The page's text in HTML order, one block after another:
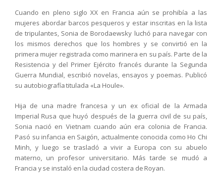
Cuando en pleno siglo XX en Francia aún se prohibía a las
mujeres abordar barcos pesqueros y estar inscritas en la lista
de tripulantes, Sonia de Borodaewsky luchó para navegar con
los mismos derechos que los hombres y se convirtió en la
primera mujer registrada como marinera en su país. Parte de la
Resistencia y del Primer Ejército francés durante la Segunda
Guerra Mundial, escribió novelas, ensayos y poemas. Publicó
su autobiografía titulada «La Houle».
Hija de una madre francesa y un ex oficial de la Armada
Imperial Rusa que huyó después de la guerra civil de su país,
Sonia nació en Vietnam cuando aún era colonia de Francia.
Pasó su infancia en Saigón, actualmente conocida como Ho Chi
Minh, y luego se trasladó a vivir a Europa con su abuelo
materno, un profesor universitario. Más tarde se mudó a
Francia y se instaló en la ciudad costera de Royan.